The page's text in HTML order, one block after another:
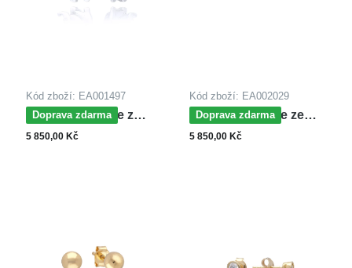
Kód zboží: EA001497
Doprava zdarma
MOISS náušnice z
bílého zlata SLON
5 850,00 Kč
Kód zboží: EA002029
Doprava zdarma
MOISS náušnice ze
žlutého zlata
5 850,00 Kč